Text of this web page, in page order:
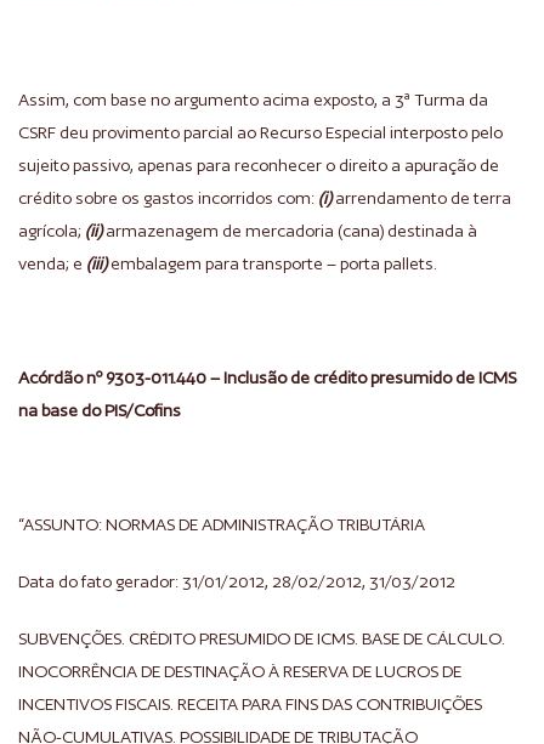
Assim, com base no argumento acima exposto, a 3ª Turma da
CSRF deu provimento parcial ao Recurso Especial interposto pelo
sujeito passivo, apenas para reconhecer o direito a apuração de
crédito sobre os gastos incorridos com: (i)arrendamento de terra
agrícola; (ii)armazenagem de mercadoria (cana) destinada à
venda; e (iii)embalagem para transporte – porta pallets.
Acórdão nº 9303-011.440 – Inclusão de crédito presumido de ICMS
na base do PIS/Cofins
“ASSUNTO: NORMAS DE ADMINISTRAÇÃO TRIBUTÁRIA
Data do fato gerador: 31/01/2012, 28/02/2012, 31/03/2012
SUBVENÇÕES. CRÉDITO PRESUMIDO DE ICMS. BASE DE CÁLCULO.
INOCORRÊNCIA DE DESTINAÇÃO À RESERVA DE LUCROS DE
INCENTIVOS FISCAIS. RECEITA PARA FINS DAS CONTRIBUIÇÕES
NÃO-CUMULATIVAS. POSSIBILIDADE DE TRIBUTAÇÃO